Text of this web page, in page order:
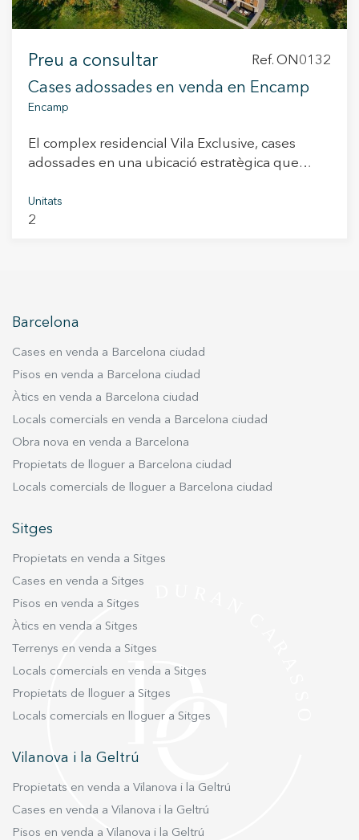
Preu a consultar Ref. ON0132
Cases adossades en venda en Encamp
Encamp
El complex residencial Vila Exclusive, cases
adossades en una ubicació estratègica que
de les zones millor connectades, el projecte
permet gaudir de tots els serveis essencials,
espais interiors, zones exteriors privades i
el benestar dels seus residents, amb seguretat i
confort diaris. Un entorn que facilita el dia a dia,
pensat per a famílies que busquen qualitat,
connexió i exclusivitat. LA FASE 1 DE LA
FASE 2.
Unitats
2
Barcelona
Cases en venda a Barcelona ciudad
Pisos en venda a Barcelona ciudad
Àtics en venda a Barcelona ciudad
Locals comercials en venda a Barcelona ciudad
Obra nova en venda a Barcelona
Propietats de lloguer a Barcelona ciudad
Locals comercials de lloguer a Barcelona ciudad
Sitges
Propietats en venda a Sitges
Cases en venda a Sitges
Pisos en venda a Sitges
Àtics en venda a Sitges
Terrenys en venda a Sitges
Locals comercials en venda a Sitges
Propietats de lloguer a Sitges
Locals comercials en lloguer a Sitges
Vilanova i la Geltrú
Propietats en venda a Vilanova i la Geltrú
Cases en venda a Vilanova i la Geltrú
Pisos en venda a Vilanova i la Geltrú